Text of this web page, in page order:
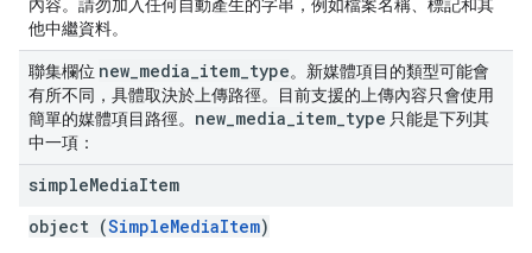
內容。請勿加入任何自動產生的字串，例如檔案名稱、標記和其
他中繼資料。
聯集欄位 new media item type。新媒體項目的類型可能會
有所不同，具體取決於上傳路徑。目前支援的上傳內容只會使用
簡單的媒體項目路徑。 new media item type 只能是下列其
中一項：
simpleMediaItem
object (SimpleMediaItem)